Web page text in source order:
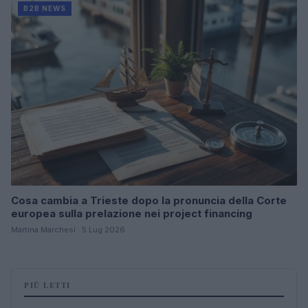
B2B NEWS
Cosa cambia a Trieste dopo la pronuncia della Corte
europea sulla prelazione nei project financing
Martina Marchesi · 5 Lug 2026
PIÙ LETTI